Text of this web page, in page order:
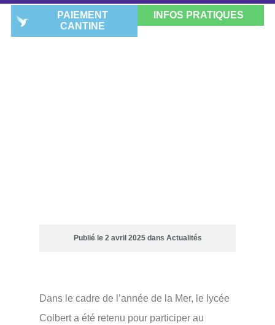
PAIEMENT
CANTINE
INFOS PRATIQUES
Publié le 2 avril 2025 dans Actualités
Dans le cadre de l’année de la Mer, le lycée
Colbert a été retenu pour participer au